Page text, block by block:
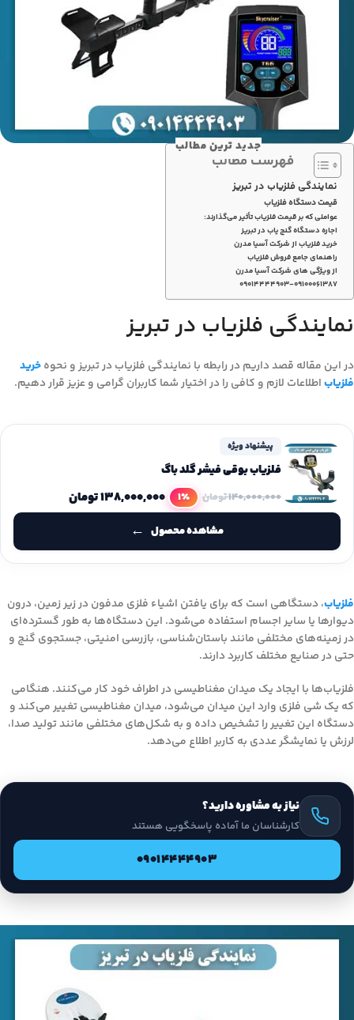
جدید ترین مطالب
فهرست مطالب
نمایندگی فلزیاب در تبریز
قیمت دستگاه فلزیاب
عواملی که بر قیمت فلزیاب تأثیر می‌گذارند:
اجاره دستگاه گنج یاب در تبریز
خرید فلزیاب از شرکت آسیا مدرن
راهنمای جامع فروش فلزیاب
از ویژگی های شرکت آسیا مدرن
۰۹۰۱۴۴۴۴۹۰۳-۰۹۱۰۰۰۶۱۳۸۷
نمایندگی فلزیاب در تبریز
در این مقاله قصد داریم در رابطه با نمایندگی فلزیاب در تبریز و نحوهخرید
فلزیاباطلاعات لازم و کافی را در اختیار شما کاربران گرامی و عزیز قرار دهیم.
پیشنهاد ویژه
فلزیاب بوقی فیشر گلد باگ
۱۴۰,۰۰۰,۰۰۰تومان 1٪ ۱۳۸,۰۰۰,۰۰۰تومان
مشاهده محصول
فلزیاب، دستگاهی است که برای یافتن اشیاء فلزی مدفون در زیر زمین، درون
دیوارها یا سایر اجسام استفاده می‌شود. این دستگاه‌ها به طور گسترده‌ای
در زمینه‌های مختلفی مانند باستان‌شناسی، بازرسی امنیتی، جستجوی گنج و
حتی در صنایع مختلف کاربرد دارند.
فلزیاب‌ها با ایجاد یک میدان مغناطیسی در اطراف خود کار می‌کنند. هنگامی
که یک شی فلزی وارد این میدان می‌شود، میدان مغناطیسی تغییر می‌کند و
دستگاه این تغییر را تشخیص داده و به شکل‌های مختلفی مانند تولید صدا،
لرزش یا نمایشگر عددی به کاربر اطلاع می‌دهد.
نیاز به مشاوره دارید؟
کارشناسان ما آماده پاسخگویی هستند
09014444903